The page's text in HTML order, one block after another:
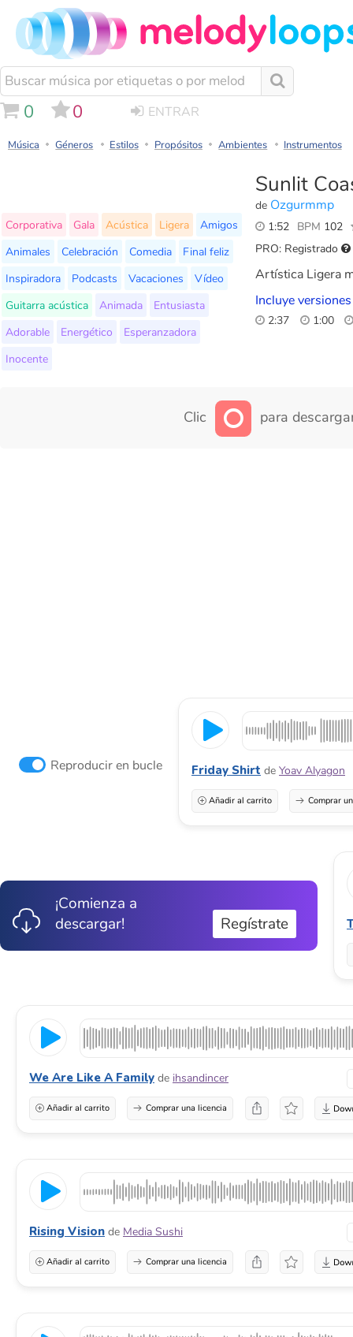
0 0 ENTRAR
Música Géneros Estilos Propósitos Ambientes Instrumentos
Sunlit
de Ozgurmmp
1:52 BPM 102
PRO: Registrado
Corporativa Gala Acústica Ligera
Amigos
Animales
Celebración Comedia
Final feliz
Inspiradora
Podcasts Vacaciones
Vídeo
Guitarra acústica
Animada
Entusiasta
Adorable
Energético
Esperanzadora
Inocente
Artística Ligera
Incluye
2:37 1:00
Clic para
Reproducir en bucle Friday Shirt de Yoav Alyagon
Añadir al carrito Comprar
¡Comienza a
descargar!
Regístrate
We Are Like A Family de ihsandincer
Añadir al carrito Comprar una licencia
Rising Vision de Media Sushi
Añadir al carrito Comprar una licencia